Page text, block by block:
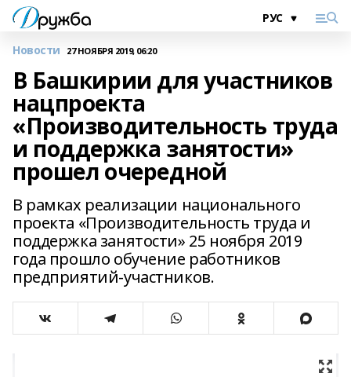
Новости 27 НОЯБРЯ 2019, 06:20
В Башкирии для участников
нацпроекта
«Производительность труда
и поддержка занятости»
прошел очередной
В рамках реализации национального
проекта «Производительность труда и
поддержка занятости» 25 ноября 2019
года прошло обучение работников
предприятий-участников.